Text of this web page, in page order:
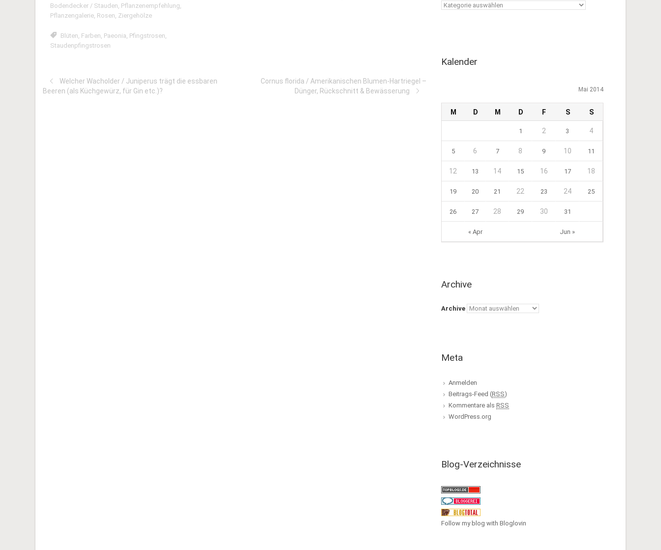
Bodendecker / Stauden Pflanzenempfehlung
Pflanzengalerie Rosen Ziergehölze
Blüten Farben Paeonia Pfingstrosen
Staudenpfingstrosen
Welcher Wacholder / Juniperus trägt die essbaren
Beeren (als Küchgewürz, für Gin etc.)?
Cornus florida / Amerikanischen Blumen-Hartriegel –
Dünger, Rückschnitt & Bewässerung
Kalender
Mai 2014
M D M D F S S
« Apr Jun »
1 2 3 4
5 6 7 8 9 10 11
12 13 14 15 16 17 18
19 20 21 22 23 24 25
26 27 28 29 30 31
Archive
Archive
Meta
Anmelden
Beitrags-Feed (RSS)
Kommentare als RSS
WordPress.org
Blog-Verzeichnisse
Follow my blog with Bloglovin